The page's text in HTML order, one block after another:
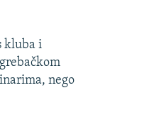
kluba i
nego